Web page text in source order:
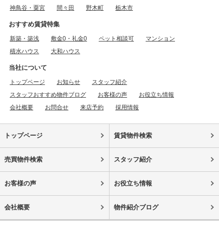
神鳥谷・粟宮
間々田 野木町 栃木市
おすすめ賃貸特集
新築・築浅 敷金0・礼金0 ペット相談可
マンション
積水ハウス
大和ハウス
当社について
トップページ お知らせ
スタッフ紹介
スタッフおすすめ物件ブログ
お客様の声
お役立ち情報
会社概要
お問合せ 来店予約 採用情報
トップページ 賃貸物件検索
売買物件検索 スタッフ紹介
お客様の声 お役立ち情報
会社概要 物件紹介ブログ